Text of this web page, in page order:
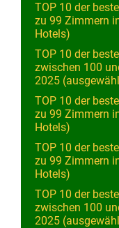
TOP 10 der
zu 99 Zimmern
Hotels)
TOP 10 der
zwischen 100
2025
TOP 10 der
zu 99 Zimmern
Hotels)
TOP 10 der
zu 99 Zimmern
Hotels)
TOP 10 der
zwischen 100
2025